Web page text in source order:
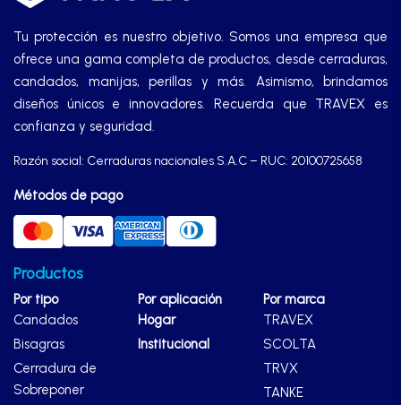
Manijas
Manillones
Otros
Perillas
SCOLTA
TANKE
Tu protección es nuestro objetivo. Somos una empresa que
ofrece una gama completa de productos, desde cerraduras,
candados, manijas, perillas y más. Asimismo, brindamos
diseños únicos e innovadores. Recuerda que TRAVEX es
confianza y seguridad.
Razón social: Cerraduras nacionales S.A.C – RUC: 20100725658
Métodos de pago
Productos
Por tipo
Candados
Bisagras
Cerradura de
Sobreponer
Por aplicación
Hogar
Institucional
Por marca
TRAVEX
SCOLTA
TRVX
TANKE